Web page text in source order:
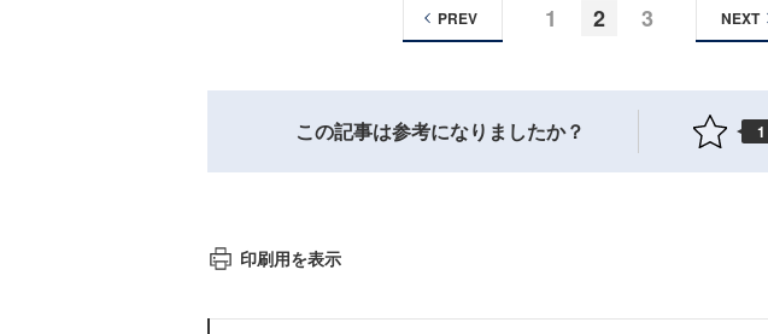
1 2 3
PREV NEXT
この記事は参考になりましたか？ 1
印刷用を表示